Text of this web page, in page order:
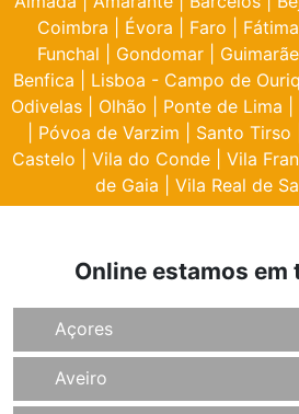
Coimbra
Évora Faro Fátima
Funchal
Gondomar
Benfica
Lisboa - Campo de
Odivelas
Olhão Ponte de Lima
Póvoa de Varzim Santo Tirso
Castelo
Vila do Conde Vila
de Gaia
Vila Real de
Online estamos em
Açores
Aveiro